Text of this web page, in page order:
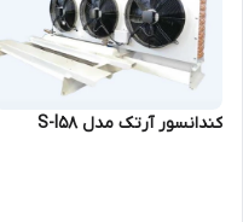
کندانسور آرتک مدل S-I58